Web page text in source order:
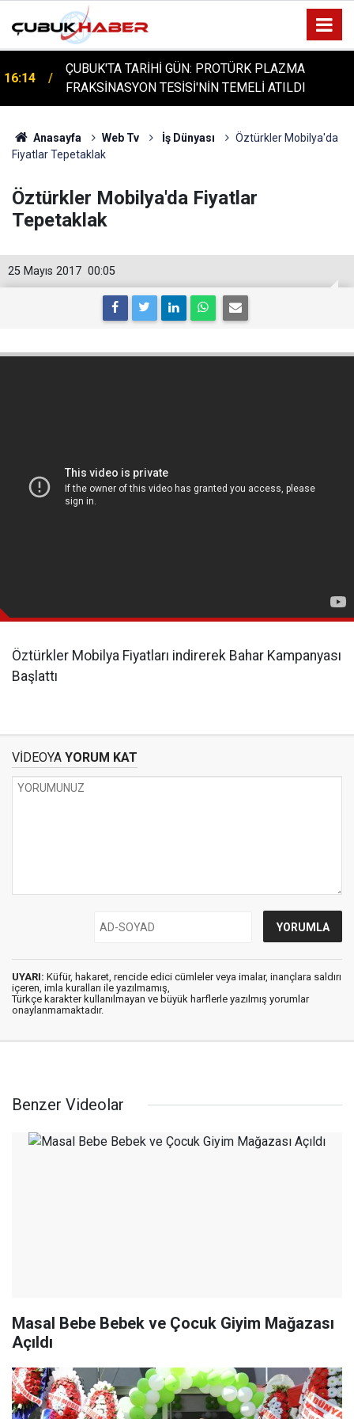
16:14
ÇUBUK'TA TARİHİ GÜN: PROTÜRK PLAZMA
FRAKSİNASYON TESİSİ'NİN TEMELİ ATILDI
Anasayfa Web Tv İş Dünyası
Öztürkler Mobilya'da
Fiyatlar Tepetaklak
Öztürkler Mobilya'da Fiyatlar
Tepetaklak
00:05
25 Mayıs 2017
Öztürkler Mobilya Fiyatları indirerek Bahar Kampanyası
Başlattı
VİDEOYA YORUM KAT
UYARI: Küfür, hakaret, rencide edici cümleler veya imalar, inançlara saldırı
içeren, imla kuralları ile yazılmamış,
Türkçe karakter kullanılmayan ve büyük harflerle yazılmış yorumlar
onaylanmamaktadır.
Benzer Videolar
Masal Bebe Bebek ve Çocuk Giyim Mağazası
Açıldı